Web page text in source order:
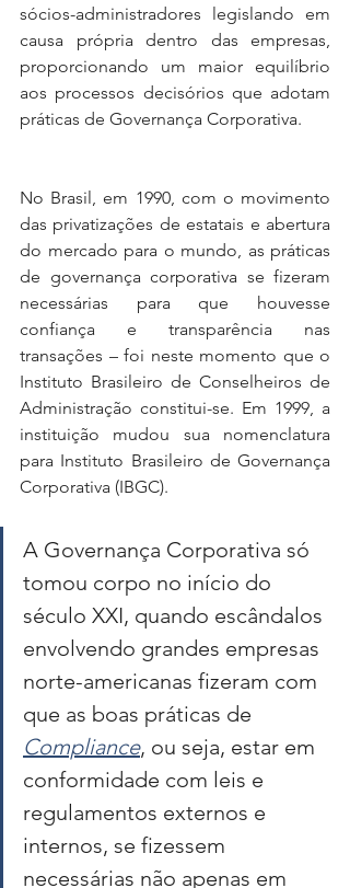
sócios-administradores legislando em
causa própria dentro das empresas,
proporcionando um maior equilíbrio
aos processos decisórios que adotam
práticas de Governança Corporativa.
No Brasil, em 1990, com o movimento
das privatizações de estatais e abertura
do mercado para o mundo, as práticas
de governança corporativa se fizeram
necessárias para que houvesse
confiança e transparência nas
transações – foi neste momento que o
Instituto Brasileiro de Conselheiros de
Administração constitui-se. Em 1999, a
instituição mudou sua nomenclatura
para Instituto Brasileiro de Governança
Corporativa (IBGC).
A Governança Corporativa só
tomou corpo no início do
século XXI, quando escândalos
envolvendo grandes empresas
norte-americanas fizeram com
que as boas práticas de
Compliance, ou seja, estar em
conformidade com leis e
regulamentos externos e
internos, se fizessem
necessárias não apenas em